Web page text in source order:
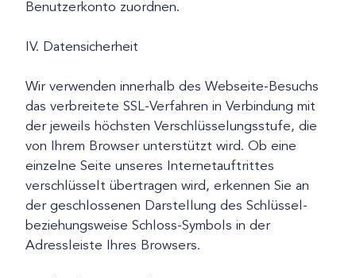
Benutzerkonto zuordnen.
IV. Datensicherheit
Wir verwenden innerhalb des Webseite-Besuchs
das verbreitete SSL-Verfahren in Verbindung mit
der jeweils höchsten Verschlüsselungsstufe, die
von Ihrem Browser unterstützt wird. Ob eine
einzelne Seite unseres Internetauftrittes
verschlüsselt übertragen wird, erkennen Sie an
der geschlossenen Darstellung des Schlüssel-
beziehungsweise Schloss-Symbols in der
Adressleiste Ihres Browsers.